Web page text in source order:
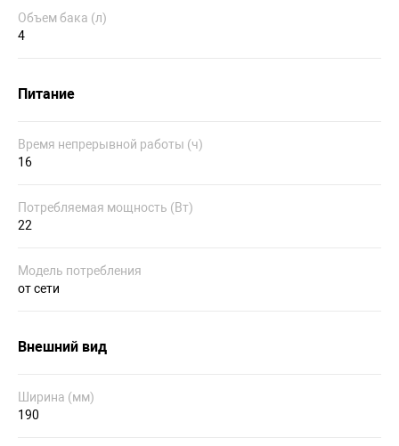
Объем бака (л)
4
Питание
Время непрерывной работы (ч)
16
Потребляемая мощность (Вт)
22
Модель потребления
от сети
Внешний вид
Ширина (мм)
190